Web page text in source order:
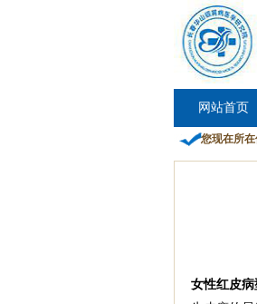
网站首页
您现在所在
女性红皮